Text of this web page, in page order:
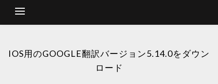
IOS用のGOOGLE翻訳バージョン5.14.0をダウン
ロード